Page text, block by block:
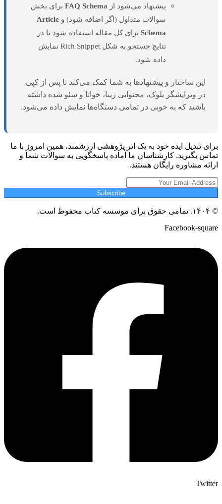
پیشنهاد می‌شود از FAQ Schema برای بخش
سوالات متداول (اگر اضافه شود) و Article
Schema برای کل مقاله استفاده شود تا در
نتایج جستجو به شکل Rich Snippet نمایش
داده شود.
این ساختار و پیشنهادها به شما کمک می‌کند تا پس از کپی
در ویرایشگر بلوک، محتوایی زیبا، خوانا و سئو شده داشته
باشید که به خوبی در تمامی دستگاه‌ها نمایش داده می‌شود.
برای تبدیل ایده خود به یک اثر پژوهشی ارزشمند، همین امروز با ما
تماس بگیرید. کارشناسان ما آماده پاسخگویی به سوالات شما و
ارائه مشاوره رایگان هستند.
Subscribe
© ۱۴۰۴. تمامی حقوق برای موسسه کتاب محفوظ است.
Facebook-square
Twitter